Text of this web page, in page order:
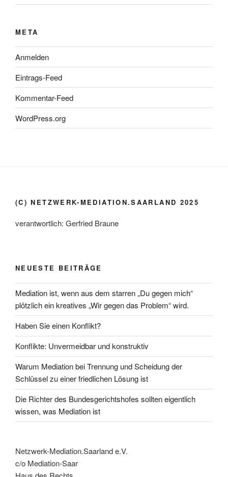
META
Anmelden
Eintrags-Feed
Kommentar-Feed
WordPress.org
(C) NETZWERK-MEDIATION.SAARLAND 2025
verantwortlich: Gerfried Braune
NEUESTE BEITRÄGE
Mediation ist, wenn aus dem starren „Du gegen mich“
plötzlich ein kreatives „Wir gegen das Problem“ wird.
Haben Sie einen Konflikt?
Konflikte: Unvermeidbar und konstruktiv
Warum Mediation bei Trennung und Scheidung der
Schlüssel zu einer friedlichen Lösung ist
Die Richter des Bundesgerichtshofes sollten eigentlich
wissen, was Mediation ist
Netzwerk-Mediation.Saarland e.V.
c/o Mediation-Saar